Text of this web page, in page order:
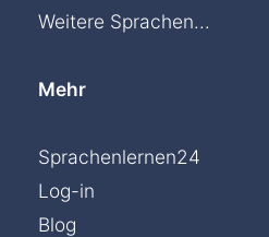
Weitere Sprachen...
Mehr
Sprachenlernen24
Log-in
Blog